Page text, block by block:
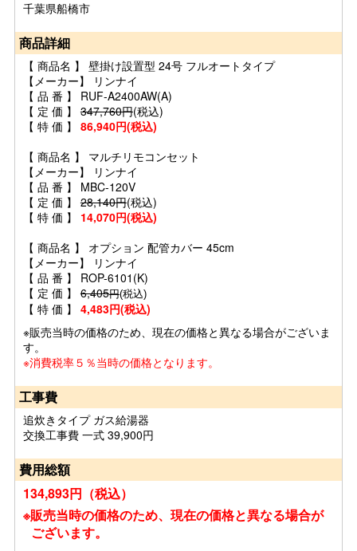
千葉県船橋市
商品詳細
【 商品名 】 壁掛け設置型 24号 フルオートタイプ
【メーカー】 リンナイ
【 品 番 】 RUF-A2400AW(A)
【 定 価 】 347,760円(税込)
【 特 価 】 86,940円(税込)
【 商品名 】 マルチリモコンセット
【メーカー】 リンナイ
【 品 番 】 MBC-120V
【 定 価 】 28,140円(税込)
【 特 価 】 14,070円(税込)
【 商品名 】 オプション 配管カバー 45cm
【メーカー】 リンナイ
【 品 番 】 ROP-6101(K)
【 定 価 】 6,405円(税込)
【 特 価 】 4,483円(税込)
※販売当時の価格のため、現在の価格と異なる場合がございま
す。
※消費税率５％当時の価格となります。
工事費
追炊きタイプ ガス給湯器
交換工事費 一式 39,900円
費用総額
134,893円（税込）
※販売当時の価格のため、現在の価格と異なる場合が
ございます。